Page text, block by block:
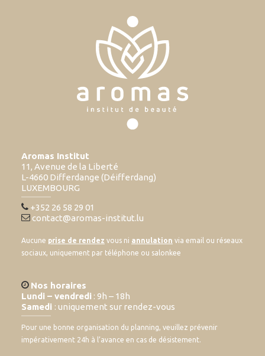
Aromas Institut
11, Avenue de la Liberté
L-4660 Differdange (Déifferdang)
LUXEMBOURG
+352 26 58 29 01
contact@aromas-institut.lu
Aucune prise de rendez vous ni annulation via email ou réseaux
sociaux, uniquement par téléphone ou salonkee
Nos horaires
Lundi – vendredi : 9h – 18h
Samedi : uniquement sur rendez-vous
Pour une bonne organisation du planning, veuillez prévenir
impérativement 24h à l’avance en cas de désistement.